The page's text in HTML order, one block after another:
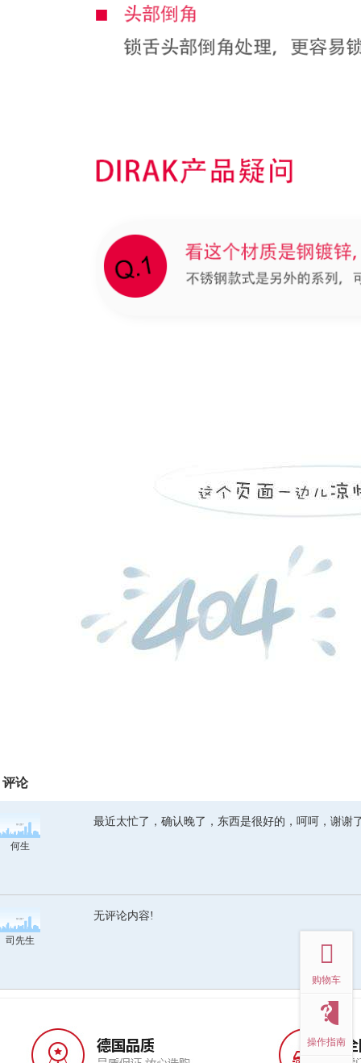
评论
何生
最近太忙了，确认晚了，东西是很好的，呵呵，谢谢
司先生
无评论内容!
购物车
操作指南